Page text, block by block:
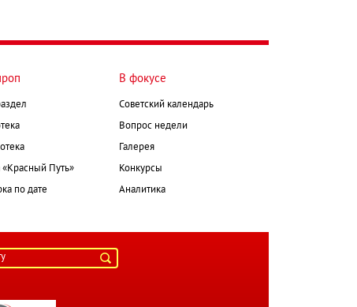
«Красный Путь»
по дате
В фокусе
Советский календарь
Вопрос недели
Галерея
Конкурсы
Аналитика